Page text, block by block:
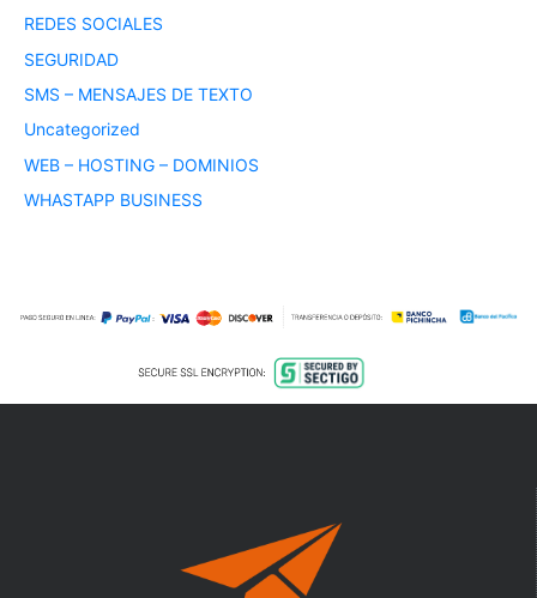
REDES SOCIALES
SEGURIDAD
SMS – MENSAJES DE TEXTO
Uncategorized
WEB – HOSTING – DOMINIOS
WHASTAPP BUSINESS